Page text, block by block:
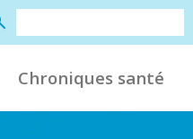
Chroniques santé